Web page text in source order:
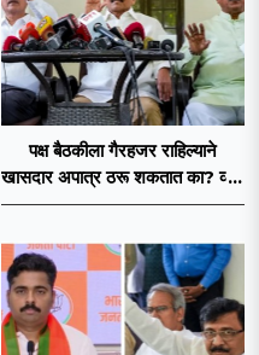
पक्ष बैठकीला गैरहजर राहिल्याने
खासदार अपात्र ठरू शकतात का? व्हीप
आणि कायदा नेमकं काय सांगतो?